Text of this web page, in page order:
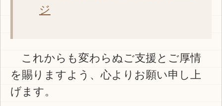
ジ
これからも変わらぬご支援とご厚情
を賜りますよう、心よりお願い申し上
げます。